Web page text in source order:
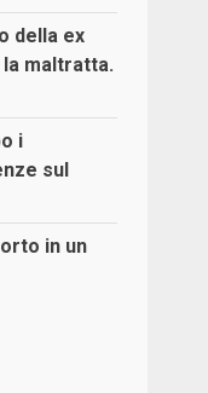
della ex
maltratta.
i
sul
in un